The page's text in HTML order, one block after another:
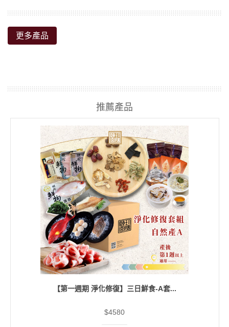
更多產品
推薦產品
【第一週期 淨化修復】三日鮮食-A套...
$4580